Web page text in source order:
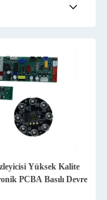
Yüksek Kalite
PCBA Basılı Devre